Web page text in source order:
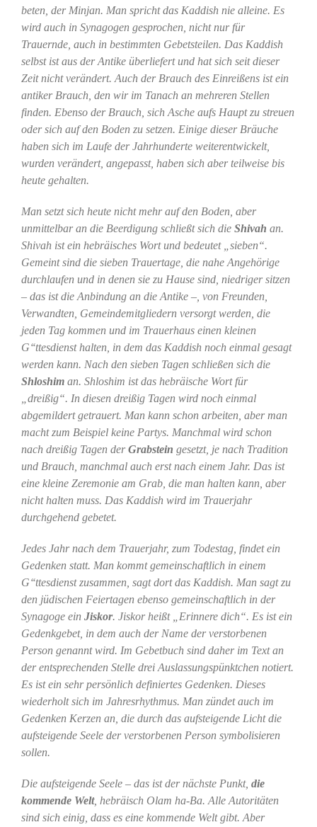
beten, der Minjan. Man spricht das Kaddish nie alleine. Es
wird auch in Synagogen gesprochen, nicht nur für
Trauernde, auch in bestimmten Gebetsteilen. Das Kaddish
selbst ist aus der Antike überliefert und hat sich seit dieser
Zeit nicht verändert. Auch der Brauch des Einreißens ist ein
antiker Brauch, den wir im Tanach an mehreren Stellen
finden. Ebenso der Brauch, sich Asche aufs Haupt zu streuen
oder sich auf den Boden zu setzen. Einige dieser Bräuche
haben sich im Laufe der Jahrhunderte weiterentwickelt,
wurden verändert, angepasst, haben sich aber teilweise bis
heute gehalten.
Man setzt sich heute nicht mehr auf den Boden, aber
unmittelbar an die Beerdigung schließt sich die Shivah an.
Shivah ist ein hebräisches Wort und bedeutet „sieben“.
Gemeint sind die sieben Trauertage, die nahe Angehörige
durchlaufen und in denen sie zu Hause sind, niedriger sitzen
– das ist die Anbindung an die Antike –, von Freunden,
Verwandten, Gemeindemitgliedern versorgt werden, die
jeden Tag kommen und im Trauerhaus einen kleinen
G‘‘ttesdienst halten, in dem das Kaddish noch einmal gesagt
werden kann. Nach den sieben Tagen schließen sich die
Shloshiman. Shloshim ist das hebräische Wort für
„dreißig“. In diesen dreißig Tagen wird noch einmal
abgemildert getrauert. Man kann schon arbeiten, aber man
macht zum Beispiel keine Partys. Manchmal wird schon
nach dreißig Tagen derGrabstein gesetzt, je nach Tradition
und Brauch, manchmal auch erst nach einem Jahr. Das ist
eine kleine Zeremonie am Grab, die man halten kann, aber
nicht halten muss. Das Kaddish wird im Trauerjahr
durchgehend gebetet.
Jedes Jahr nach dem Trauerjahr, zum Todestag, findet ein
Gedenken statt. Man kommt gemeinschaftlich in einem
G‘‘ttesdienst zusammen, sagt dort das Kaddish. Man sagt zu
den jüdischen Feiertagen ebenso gemeinschaftlich in der
Synagoge ein Jiskor. Jiskor heißt „Erinnere dich“. Es ist ein
Gedenkgebet, in dem auch der Name der verstorbenen
Person genannt wird. Im Gebetbuch sind daher im Text an
der entsprechenden Stelle drei Auslassungspünktchen notiert.
Es ist ein sehr persönlich definiertes Gedenken. Dieses
wiederholt sich im Jahresrhythmus. Man zündet auch im
Gedenken Kerzen an, die durch das aufsteigende Licht die
aufsteigende Seele der verstorbenen Person symbolisieren
sollen.
Die aufsteigende Seele – das ist der nächste Punkt, die
kommende Welt, hebräisch Olam ha-Ba. Alle Autoritäten
sind sich einig, dass es eine kommende Welt gibt. Aber